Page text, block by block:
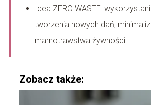
Idea ZERO WASTE:
tworzenia nowych dań,
marnotrawstwa żywności.
Zobacz także: